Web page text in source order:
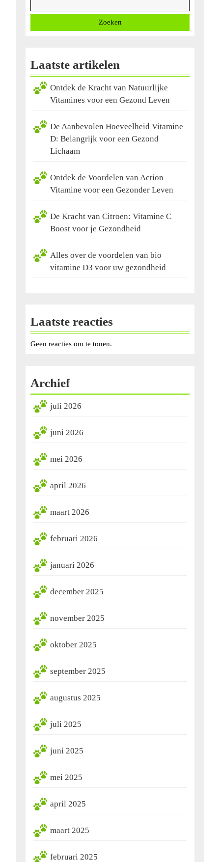
Zoeken
Laatste artikelen
Ontdek de Kracht van Natuurlijke
Vitamines voor een Gezond Leven
De Aanbevolen Hoeveelheid Vitamine
D: Belangrijk voor een Gezond
Lichaam
Ontdek de Voordelen van Action
Vitamine voor een Gezonder Leven
De Kracht van Citroen: Vitamine C
Boost voor je Gezondheid
Alles over de voordelen van bio
vitamine D3 voor uw gezondheid
Laatste reacties
Geen reacties om te tonen.
Archief
juli 2026
juni 2026
mei 2026
april 2026
maart 2026
februari 2026
januari 2026
december 2025
november 2025
oktober 2025
september 2025
augustus 2025
juli 2025
juni 2025
mei 2025
april 2025
maart 2025
februari 2025